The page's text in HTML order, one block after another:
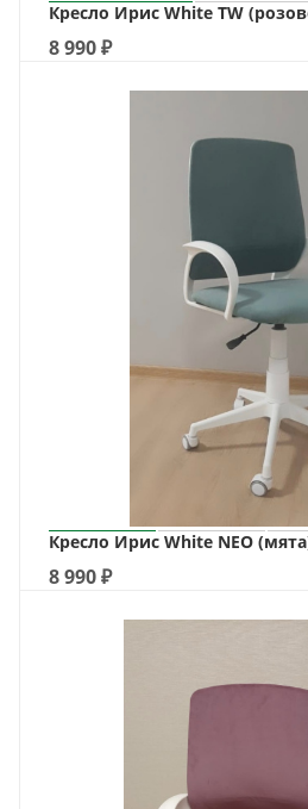
Кресло Ирис White TW
8 990₽
Кресло Ирис White NEO
8 990₽